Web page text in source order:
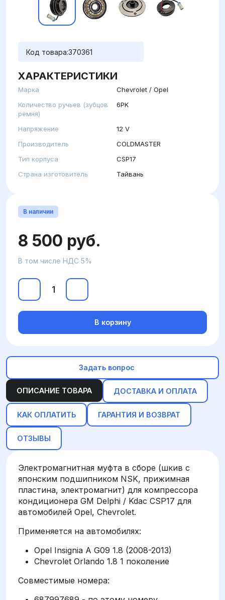
Код товара:370361
ХАРАКТЕРИСТИКИ
Марка
Chevrolet / Opel
Количество ручьев (зубцов
ремня)
6PK
Напряжение
12 V
Производитель
COLDMASTER
Тип корпуса
CSP17
Страна изготовитель
Тайвань
ОПИСАНИЕ ТОВАРА ДОСТАВКА И ОПЛАТА
КАК ОПЛАТИТЬ ГАРАНТИЯ И ВОЗВРАТ
ОТЗЫВЫ
Электромагнитная муфта в сборе (шкив с
японским подшипником NSK, прижимная
пластина, электромагнит) для компрессора
кондиционера GM Delphi / Kdac CSP17 для
автомобилей Opel, Chevrolet.
Применяется на автомобилях:
Opel Insignia A G09 1.8 (2008-2013)
Chevrolet Orlando 1.8 1 поколение
Совместимые номера:
В наличии
8 500 руб.
В том числе НДС 5%
В корзину
Задать вопрос